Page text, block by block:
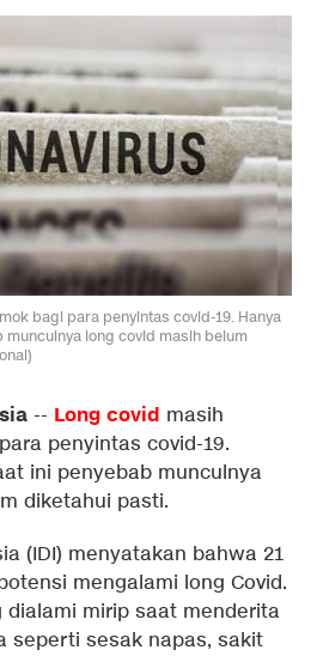
bagi para penyintas covid-19. Hanya
long covid masih belum
-- Long covid masih
penyintas covid-19.
ini penyebab munculnya
diketahui pasti.
(IDI) menyatakan bahwa 21
mengalami long Covid.
dialami mirip saat menderita
seperti sesak napas, sakit